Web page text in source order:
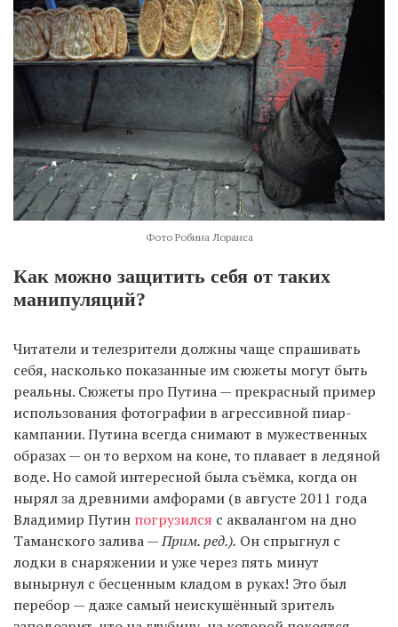
Фото Робина Лоранса
Как можно защитить себя от таких
манипуляций?
Читатели и телезрители должны чаще спрашивать
себя, насколько показанные им сюжеты могут быть
реальны. Сюжеты про Путина — прекрасный пример
использования фотографии в агрессивной пиар-
кампании. Путина всегда снимают в мужественных
образах — он то верхом на коне, то плавает в ледяной
воде. Но самой интересной была съёмка, когда он
нырял за древними амфорами (в августе 2011 года
Владимир Путин погрузился с аквалангом на дно
Таманского залива —Прим. ред.). Он спрыгнул с
лодки в снаряжении и уже через пять минут
вынырнул с бесценным кладом в руках! Это был
перебор — даже самый неискушённый зритель